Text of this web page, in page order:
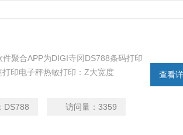
聚合APP为DIGI寺冈DS788条码打印
印电子秤热敏打印：Z大宽度
DS788 访问量：3359
查看